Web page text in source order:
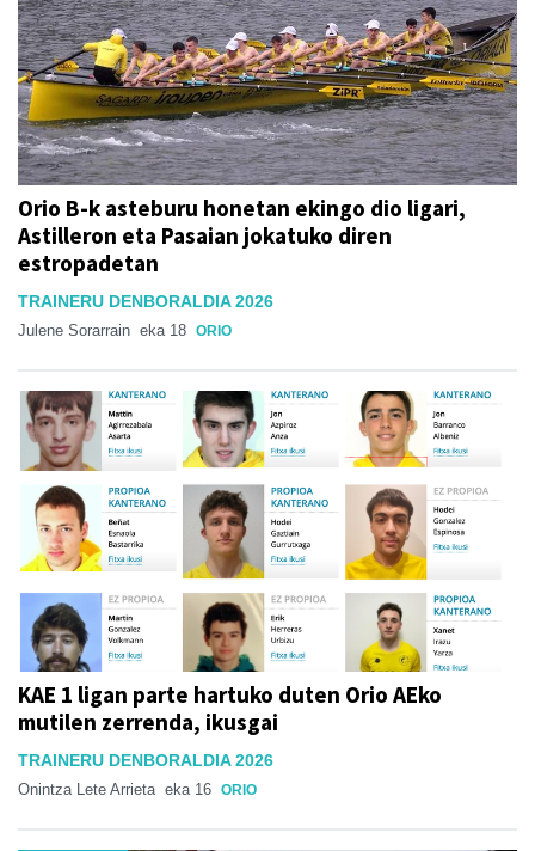
Orio B-k asteburu honetan ekingo dio ligari,
Astilleron eta Pasaian jokatuko diren
estropadetan
TRAINERU DENBORALDIA 2026
Julene Sorarrain eka 18 ORIO
KAE 1 ligan parte hartuko duten Orio AEko
mutilen zerrenda, ikusgai
TRAINERU DENBORALDIA 2026
Onintza Lete Arrieta eka 16 ORIO